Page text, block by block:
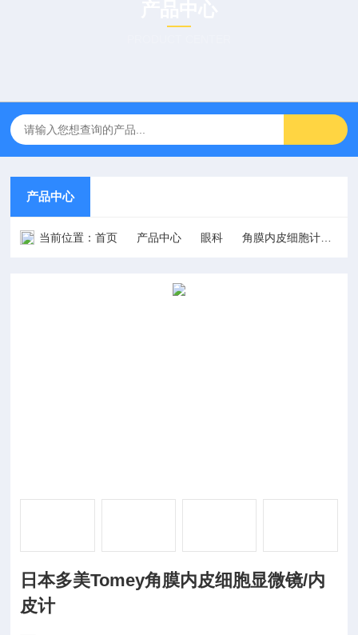
产品中心
当前位置：首页 产品中心 眼科 角膜内皮细胞计
日本多美Tomey角膜内皮细胞显微镜/内
皮计